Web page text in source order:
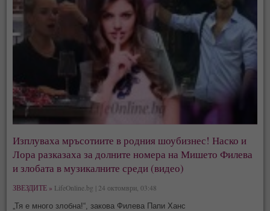
Изплуваха мръсотиите в родния шоубизнес! Наско и
Лора разказаха за долните номера на Мишето Филева
и злобата в музикалните среди (видео)
ЗВЕЗДИТЕ » LifeOnline.bg | 24 октомври, 03:48
„Тя е много злобна!“, закова Филева Папи Ханс